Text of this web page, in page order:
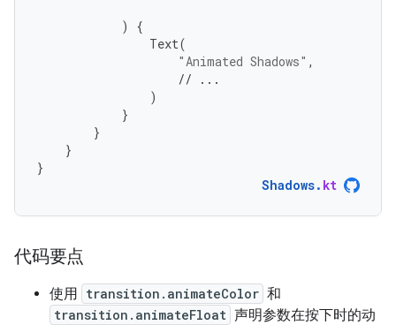
)
{
Text(
"Animated Shadows" ,
// ...
)
}
}
}
}
Shadows. kt
代码要点
使用 transition.animateColor 和
transition.animateFloat 声明参数在按下时的动